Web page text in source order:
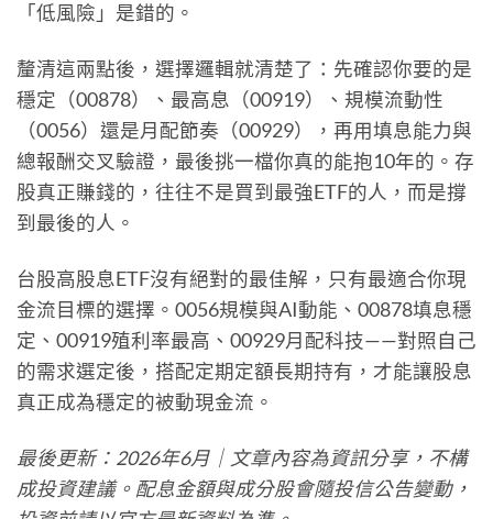
「低風險」是錯的。
釐清這兩點後，選擇邏輯就清楚了：先確認你要的是
穩定（00878）、最高息（00919）、規模流動性
（0056）還是月配節奏（00929），再用填息能力與
總報酬交叉驗證，最後挑一檔你真的能抱10年的。存
股真正賺錢的，往往不是買到最強ETF的人，而是撐
到最後的人。
台股高股息ETF沒有絕對的最佳解，只有最適合你現
金流目標的選擇。0056規模與AI動能、00878填息穩
定、00919殖利率最高、00929月配科技——對照自己
的需求選定後，搭配定期定額長期持有，才能讓股息
真正成為穩定的被動現金流。
最後更新：2026年6月｜文章內容為資訊分享，不構
成投資建議。配息金額與成分股會隨投信公告變動，